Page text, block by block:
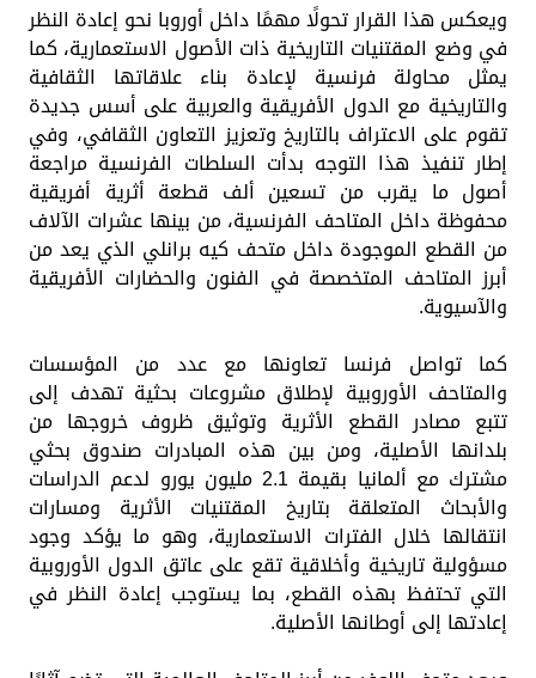
ويعكس هذا القرار تحولًا مهمًا داخل أوروبا نحو إعادة النظر
في وضع المقتنيات التاريخية ذات الأصول الاستعمارية، كما
يمثل محاولة فرنسية لإعادة بناء علاقاتها الثقافية
والتاريخية مع الدول الأفريقية والعربية على أسس جديدة
تقوم على الاعتراف بالتاريخ وتعزيز التعاون الثقافي، وفي
إطار تنفيذ هذا التوجه بدأت السلطات الفرنسية مراجعة
أصول ما يقرب من تسعين ألف قطعة أثرية أفريقية
محفوظة داخل المتاحف الفرنسية، من بينها عشرات الآلاف
من القطع الموجودة داخل متحف كيه برانلي الذي يعد من
أبرز المتاحف المتخصصة في الفنون والحضارات الأفريقية
والآسيوية.
كما تواصل فرنسا تعاونها مع عدد من المؤسسات
والمتاحف الأوروبية لإطلاق مشروعات بحثية تهدف إلى
تتبع مصادر القطع الأثرية وتوثيق ظروف خروجها من
بلدانها الأصلية، ومن بين هذه المبادرات صندوق بحثي
مشترك مع ألمانيا بقيمة 2.1 مليون يورو لدعم الدراسات
والأبحاث المتعلقة بتاريخ المقتنيات الأثرية ومسارات
انتقالها خلال الفترات الاستعمارية، وهو ما يؤكد وجود
مسؤولية تاريخية وأخلاقية تقع على عاتق الدول الأوروبية
التي تحتفظ بهذه القطع، بما يستوجب إعادة النظر في
إعادتها إلى أوطانها الأصلية.